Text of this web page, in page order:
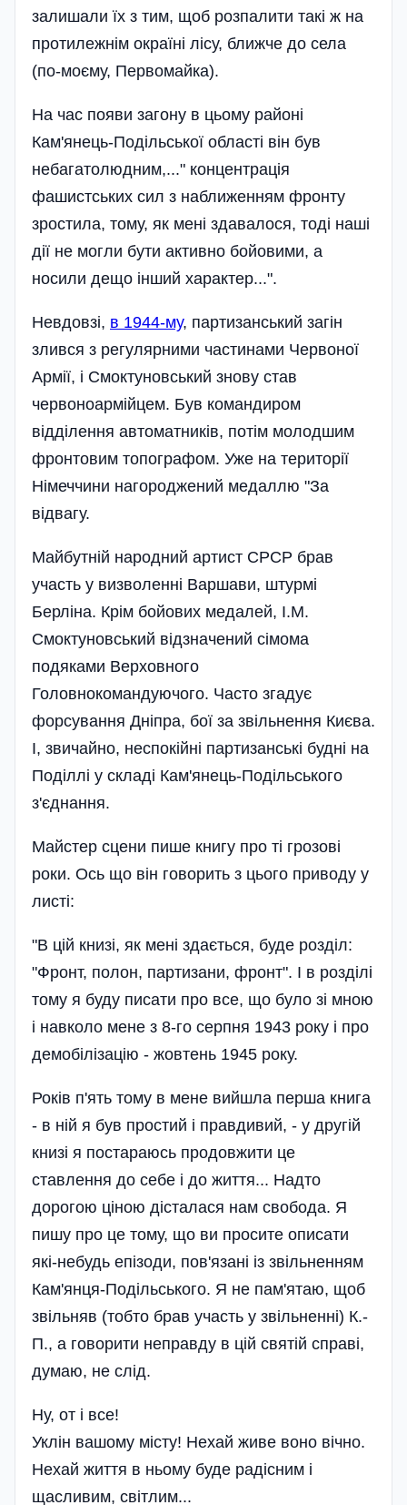
залишали їх з тим, щоб розпалити такі ж на
протилежнім окраїні лісу, ближче до села
(по-моєму, Первомайка).
На час появи загону в цьому районі
Кам'янець-Подільської області він був
небагатолюдним,..." концентрація
фашистських сил з наближенням фронту
зростила, тому, як мені здавалося, тоді наші
дії не могли бути активно бойовими, а
носили дещо інший характер...".
Невдовзі, в 1944-му, партизанський загін
злився з регулярними частинами Червоної
Армії, і Смоктуновський знову став
червоноармійцем. Був командиром
відділення автоматників, потім молодшим
фронтовим топографом. Уже на території
Німеччини нагороджений медаллю "За
відвагу.
Майбутній народний артист СРСР брав
участь у визволенні Варшави, штурмі
Берліна. Крім бойових медалей, І.М.
Смоктуновський відзначений сімома
подяками Верховного
Головнокомандуючого. Часто згадує
форсування Дніпра, бої за звільнення Києва.
І, звичайно, неспокійні партизанські будні на
Поділлі у складі Кам'янець-Подільського
з'єднання.
Майстер сцени пише книгу про ті грозові
роки. Ось що він говорить з цього приводу у
листі:
"В цій книзі, як мені здається, буде розділ:
"Фронт, полон, партизани, фронт". І в розділі
тому я буду писати про все, що було зі мною
і навколо мене з 8-го серпня 1943 року і про
демобілізацію - жовтень 1945 року.
Років п'ять тому в мене вийшла перша книга
- в ній я був простий і правдивий, - у другій
книзі я постараюсь продовжити це
ставлення до себе і до життя... Надто
дорогою ціною дісталася нам свобода. Я
пишу про це тому, що ви просите описати
які-небудь епізоди, пов'язані із звільненням
Кам'янця-Подільського. Я не пам'ятаю, щоб
звільняв (тобто брав участь у звільненні) К.-
П., а говорити неправду в цій святій справі,
думаю, не слід.
Ну, от і все!
Уклін вашому місту! Нехай живе воно вічно.
Нехай життя в ньому буде радісним і
щасливим, світлим...